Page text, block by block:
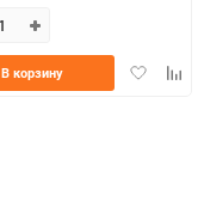
Добавить
В корзину